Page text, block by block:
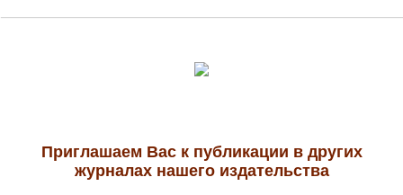
Приглашаем Вас к публикации в других
журналах нашего издательства